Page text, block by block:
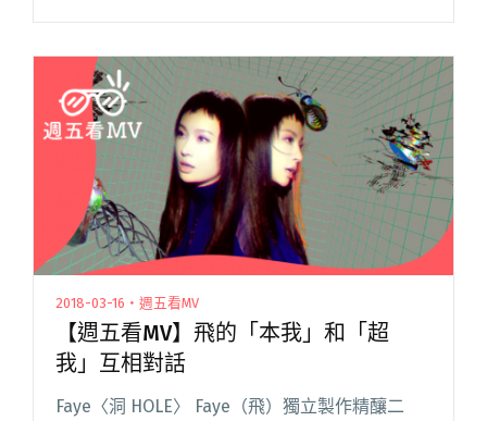
番嗨唱 4 小時！擔任壓軸的「蛋堡 Soft Lipa」、
大公開 18組藝人、50首歌曲、輪番嗨唱4小時"
2018-03-16・週五看MV
【週五看MV】飛的「本我」和「超
我」互相對話
Faye〈洞 HOLE〉 Faye（飛）獨立製作精釀二